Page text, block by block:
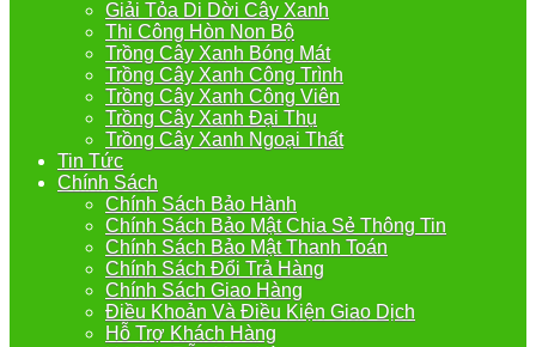
Giải Tỏa Di Dời Cây Xanh
Thi Công Hòn Non Bộ
Trồng Cây Xanh Bóng Mát
Trồng Cây Xanh Công Trình
Trồng Cây Xanh Công Viên
Trồng Cây Xanh Đại Thụ
Trồng Cây Xanh Ngoại Thất
Tin Tức
Chính Sách
Chính Sách Bảo Hành
Chính Sách Bảo Mật Chia Sẻ Thông Tin
Chính Sách Bảo Mật Thanh Toán
Chính Sách Đổi Trả Hàng
Chính Sách Giao Hàng
Điều Khoản Và Điều Kiện Giao Dịch
Hỗ Trợ Khách Hàng